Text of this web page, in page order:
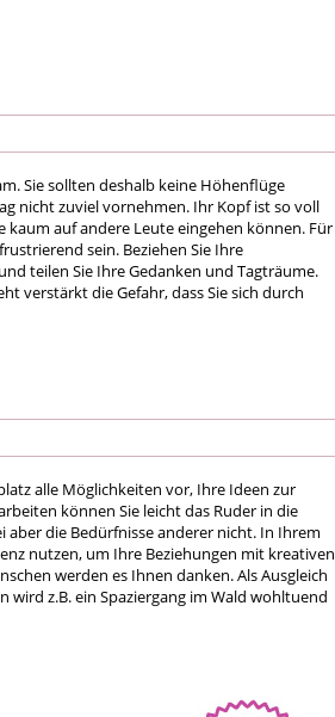
Sie sollten deshalb keine Höhenflüge
nicht zuviel vornehmen. Ihr Kopf ist so voll
kaum auf andere Leute eingehen können. Für
sein. Beziehen Sie Ihre
teilen Sie Ihre Gedanken und Tagträume.
verstärkt die Gefahr, dass Sie sich durch
alle Möglichkeiten vor, Ihre Ideen zur
können Sie leicht das Ruder in die
aber die Bedürfnisse anderer nicht. In Ihrem
nutzen, um Ihre Beziehungen mit kreativen
werden es Ihnen danken. Als Ausgleich
wird z.B. ein Spaziergang im Wald wohltuend